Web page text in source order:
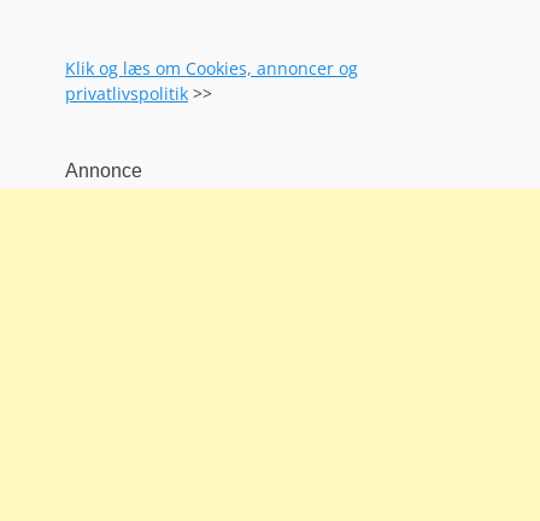
Klik og læs om Cookies, annoncer og
privatlivspolitik >>
Annonce